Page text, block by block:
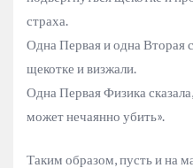
страха.
Одна Первая и одна Вторая
щекотке и визжали.
Одна Первая Физика
может нечаянно убить».
Таким образом, пусть и на